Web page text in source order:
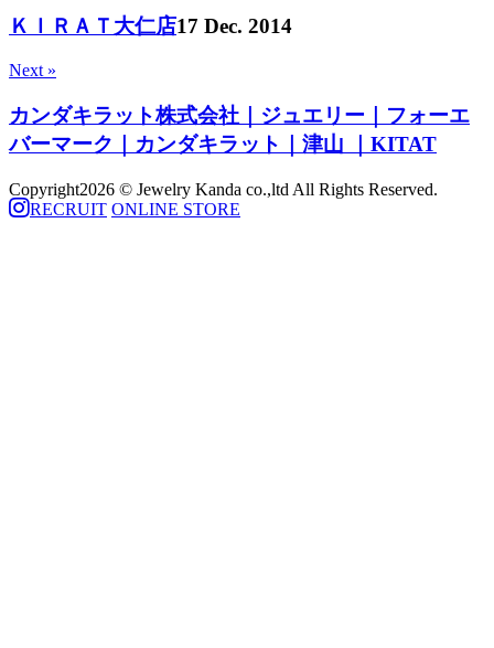
ＫＩＲＡＴ大仁店17 Dec. 2014
Next »
カンダキラット株式会社｜ジュエリー｜フォーエ
バーマーク｜カンダキラット｜津山 ｜KITAT
Copyright2026 © Jewelry Kanda co.,ltd All Rights Reserved.
RECRUIT ONLINE STORE